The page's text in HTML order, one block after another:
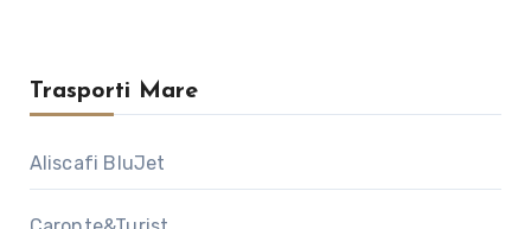
Trasporti Mare
Aliscafi BluJet